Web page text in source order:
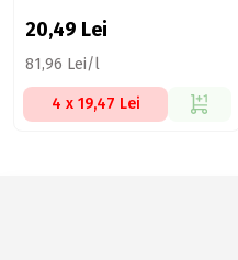
20,49 Lei
81,96 Lei/l
4 x 19,47 Lei